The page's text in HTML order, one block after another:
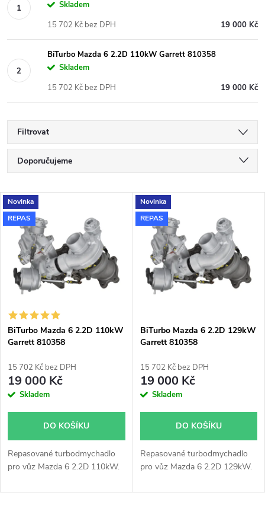
Skladem
19 000 Kč
15 702 Kč bez DPH
BiTurbo Mazda 6 2.2D 110kW Garrett 810358
Skladem
19 000 Kč
15 702 Kč bez DPH
Filtrovat
Ř
a
z
e
n
í
p
r
o
u
k
Doporučujeme
Nejdražší
Nejprodávanější
Abecedně
V
ý
p
s
p
r
o
d
u
k
Novinka
REPAS
BiTurbo Mazda 6 2.2D 110kW
Garrett 810358
15 702 Kč bez DPH
19 000 Kč
Skladem
DO KOŠÍKU
Repasované turbodmychadlo
pro vůz Mazda 6 2.2D 110kW.
Novinka
REPAS
BiTurbo Mazda 6 2.2D 129kW
Garrett 810358
15 702 Kč bez DPH
19 000 Kč
Skladem
DO KOŠÍKU
Repasované turbodmychadlo
pro vůz Mazda 6 2.2D 129kW.